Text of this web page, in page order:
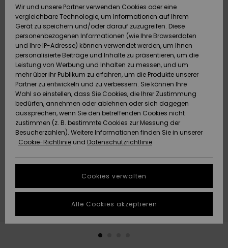
Schuhe&
Flip-Flops
Surf
Snow
Brandneu
Highlights
Schuhe&
Flip-Flops
Surf
Snow
Brandneu
Highlights
Highlights
Snow
SURF
Highlights
Community
SNOW
Snow Shop
Damen
Highlights
Community
DOPPELTER
RABATT
Outlet
Frauen
HILFE & KONTAKT
Retouren
Bezahlung
Geschenkkarte
Quiksilver
Freedom
Datenschutz
Starten Sie eine
Unterhaltung,
schnellste
Antwort auf Ihre
Frage zu
erhalten.
NACHHALTIGKEIT
WUNSCHLISTE
Wir und unsere Partner verwenden Cookies oder eine
vergleichbare Technologie, um Informationen auf Ihrem
Gerät zu speichern und/oder darauf zuzugreifen. Diese
personenbezogenen Informationen (wie Ihre Browserdaten
und Ihre IP-Adresse) können verwendet werden, um Ihnen
personalisierte Beiträge und Inhalte zu präsentieren, um die
Leistung von Werbung und Inhalten zu messen, und um
mehr über ihr Publikum zu erfahren, um die Produkte unserer
Partner zu entwickeln und zu verbessern. Sie können Ihre
Wahl so einstellen, dass Sie Cookies, die Ihrer Zustimmung
bedürfen, annehmen oder ablehnen oder sich dagegen
aussprechen, wenn Sie den betreffenden Cookies nicht
zustimmen (z. B. bestimmte Cookies zur Messung der
Besucherzahlen). Weitere Informationen finden Sie in unserer
: Cookie-Richtlinie und Datenschutzrichtlinie
Cookies verwalten
Alle Cookies akzeptieren